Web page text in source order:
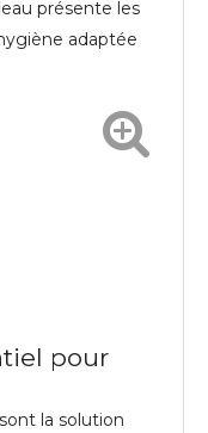
présente les
adaptée
pour
la solution